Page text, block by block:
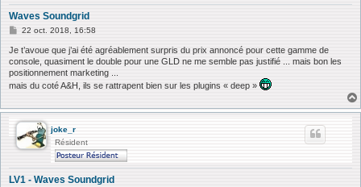
Waves Soundgrid
M
s
s
g
e
22 oct. 2018, 16:58
Je t’avoue que j’ai été agréablement surpris du prix annoncé pour cette gamme de
console, quasiment le double pour une GLD ne me semble pas justifié ... mais bon les
positionnement marketing ...
mais du coté A&H, ils se rattrapent bien sur les plugins « deep »
joke_r
Résident
LV1 - Waves Soundgrid